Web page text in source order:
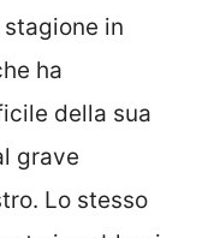
in
ha
della sua
grave
Lo stesso